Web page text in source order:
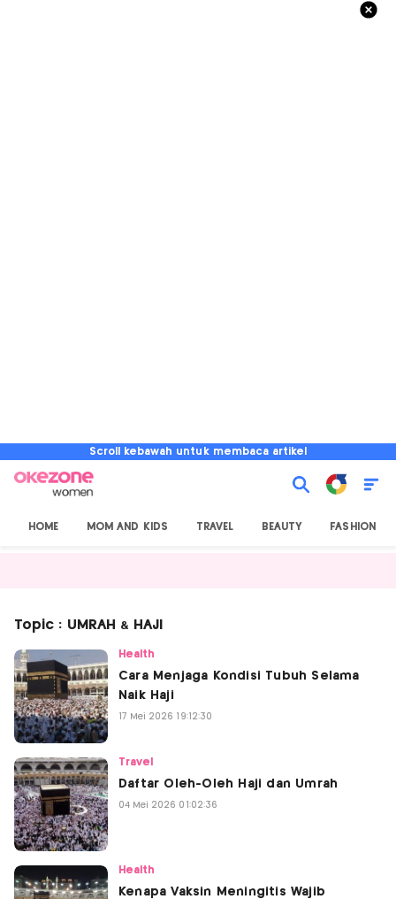
Scroll kebawah untuk membaca artikel
HOME MOM AND KIDS TRAVEL BEAUTY FASHION
Topic : UMRAH & HAJI
Health
Cara Menjaga Kondisi Tubuh Selama
Naik Haji
17 Mei 2026 19:12:30
Travel
Daftar Oleh-Oleh Haji dan Umrah
04 Mei 2026 01:02:36
Health
Kenapa Vaksin Meningitis Wajib